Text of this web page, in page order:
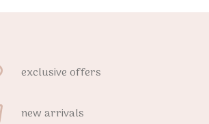
exclusive offers
new arrivals